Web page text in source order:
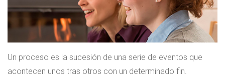
Un proceso es la sucesión de una serie de eventos que
acontecen unos tras otros con un determinado fin.